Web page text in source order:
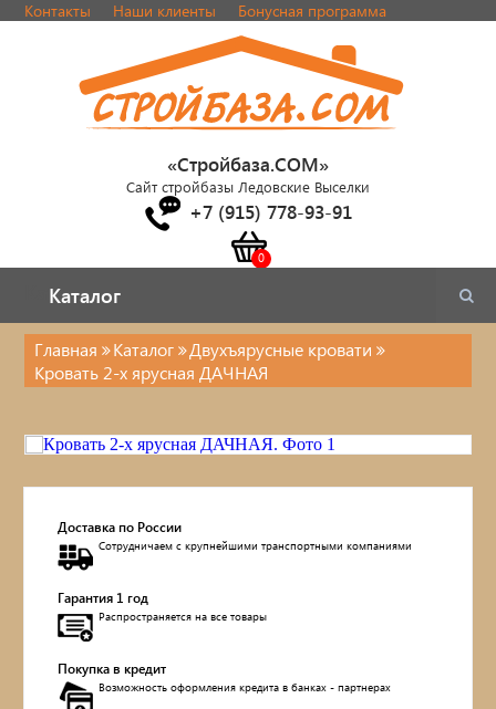
Контакты Наши клиенты Бонусная программа
«Стройбаза.COM»
Сайт стройбазы Ледовские Выселки
+7 (915) 778-93-91
Каталог
Каталог
Каталог
Обувницы
Комоды, тумбы
Столы
Мебель с искусственным старением
Главная Каталог
Двухъярусные кровати
Кровать 2-х ярусная ДАЧНАЯ
Доставка по России
Сотрудничаем с крупнейшими транспортными компаниями
Гарантия 1 год
Распространяется на все товары
Покупка в кредит
Возможность оформления кредита в банках - партнерах